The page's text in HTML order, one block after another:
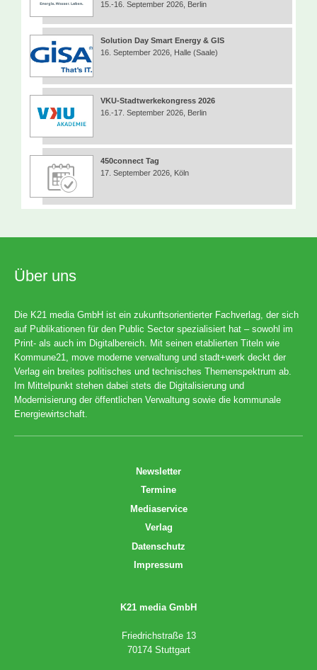
15.-16. September 2026, Berlin
Solution Day Smart Energy & GIS
16. September 2026, Halle (Saale)
VKU-Stadtwerkekongress 2026
16.-17. September 2026, Berlin
450connect Tag
17. September 2026, Köln
Über uns
Die K21 media GmbH ist ein zukunftsorientierter Fachverlag, der sich
auf Publikationen für den Public Sector spezialisiert hat – sowohl im
Print- als auch im Digitalbereich. Mit seinen etablierten Titeln wie
Kommune21, move moderne verwaltung und stadt+werk deckt der
Verlag ein breites politisches und technisches Themenspektrum ab.
Im Mittelpunkt stehen dabei stets die Digitalisierung und
Modernisierung der öffentlichen Verwaltung sowie die kommunale
Energiewirtschaft.
Newsletter
Termine
Mediaservice
Verlag
Datenschutz
Impressum
K21 media GmbH
Friedrichstraße 13
70174 Stuttgart